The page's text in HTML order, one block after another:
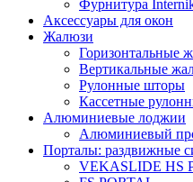
Фурнитура
Аксессуары для окон
Жалюзи
Горизонтальные
Вертикальные
Рулонные шторы
Кассетные
Алюминиевые лоджии
Алюминиевый
Порталы: раздвижные
VEKASLIDE HS